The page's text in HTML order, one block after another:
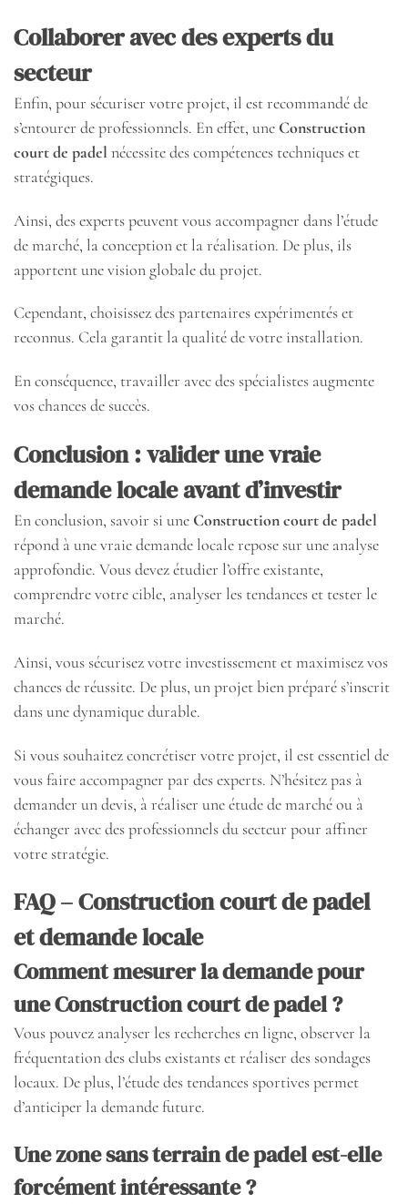
Collaborer avec des experts du
secteur
Enfin, pour sécuriser votre projet, il est recommandé de
s’entourer de professionnels. En effet, une Construction
court de padel nécessite des compétences techniques et
stratégiques.
Ainsi, des experts peuvent vous accompagner dans l’étude
de marché, la conception et la réalisation. De plus, ils
apportent une vision globale du projet.
Cependant, choisissez des partenaires expérimentés et
reconnus. Cela garantit la qualité de votre installation.
En conséquence, travailler avec des spécialistes augmente
vos chances de succès.
Conclusion : valider une vraie
demande locale avant d’investir
En conclusion, savoir si une Construction court de padel
répond à une vraie demande locale repose sur une analyse
approfondie. Vous devez étudier l’offre existante,
comprendre votre cible, analyser les tendances et tester le
marché.
Ainsi, vous sécurisez votre investissement et maximisez vos
chances de réussite. De plus, un projet bien préparé s’inscrit
dans une dynamique durable.
Si vous souhaitez concrétiser votre projet, il est essentiel de
vous faire accompagner par des experts. N’hésitez pas à
demander un devis, à réaliser une étude de marché ou à
échanger avec des professionnels du secteur pour affiner
votre stratégie.
FAQ – Construction court de padel
et demande locale
Comment mesurer la demande pour
une Construction court de padel ?
Vous pouvez analyser les recherches en ligne, observer la
fréquentation des clubs existants et réaliser des sondages
locaux. De plus, l’étude des tendances sportives permet
d’anticiper la demande future.
Une zone sans terrain de padel est-elle
forcément intéressante ?